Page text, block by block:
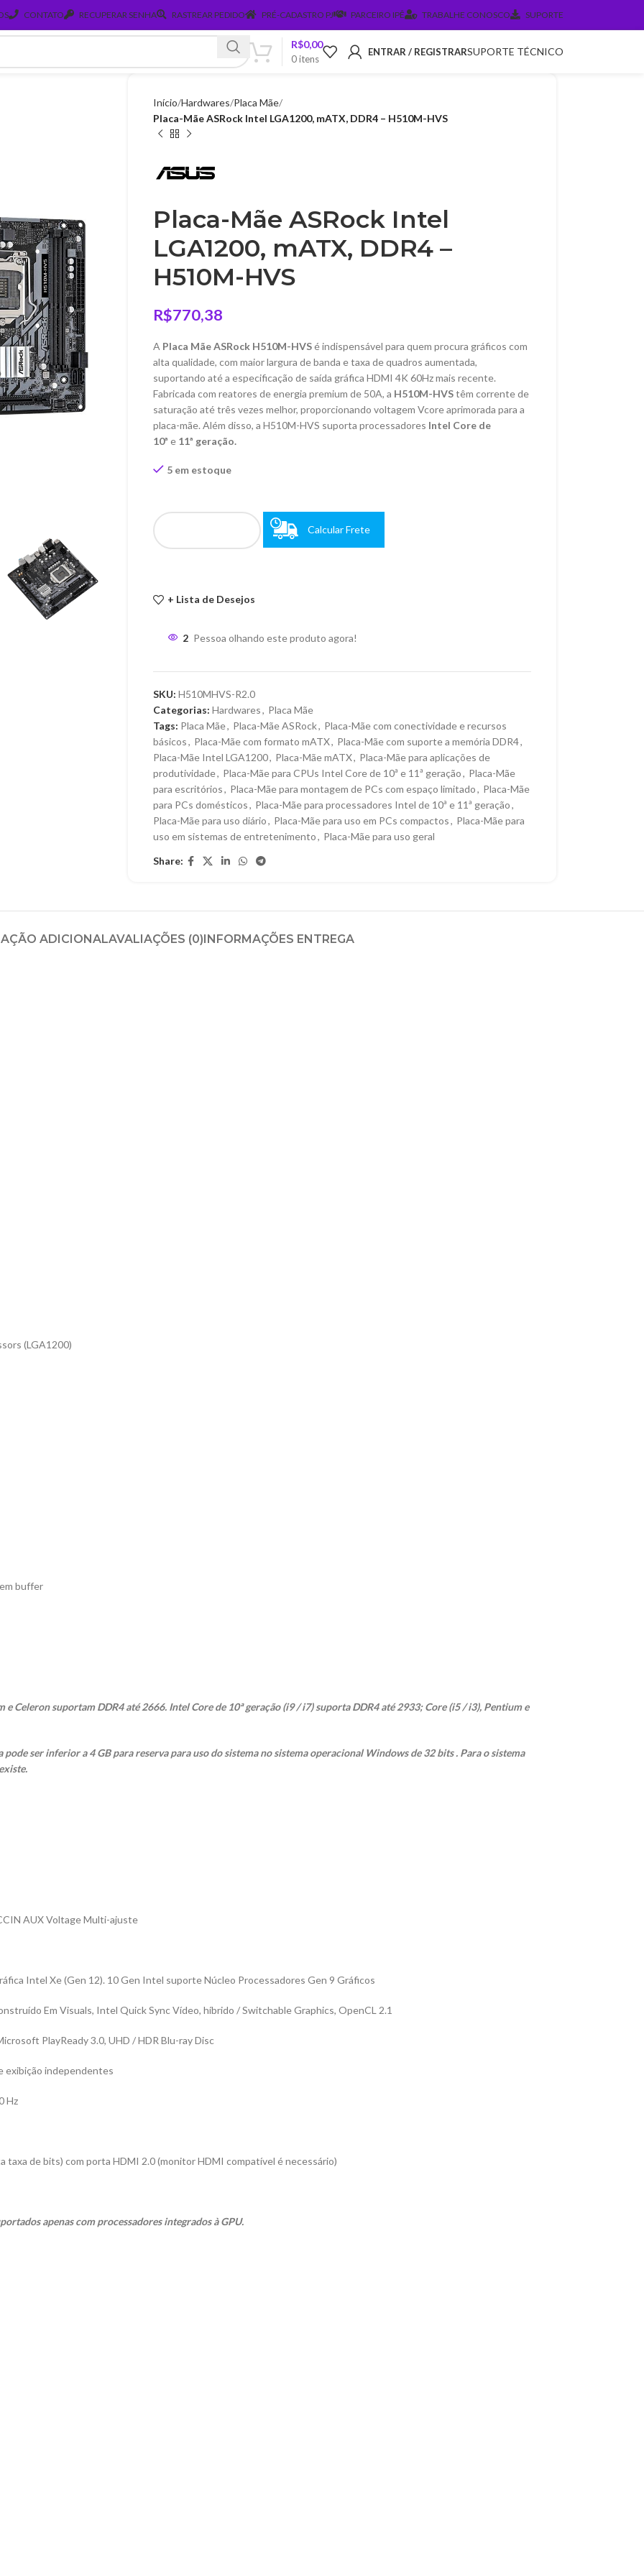
CONTATO RECUPERAR SENHA RASTREAR PEDIDO PRÉ-CADASTRO PJ PARCEIRO IPÊ TRABALHE CONOSCO SUPORTE
0itens
R$0,00
ENTRAR / REGISTRARSUPORTE TÉCNICO
Início Hardwares Placa Mãe
Placa-Mãe ASRock Intel LGA1200, mATX, DDR4 – H510M-HVS
Placa-Mãe ASRock Intel
LGA1200, mATX, DDR4 –
H510M-HVS
R$770,38
A Placa Mãe ASRock H510M-HVSé indispensável para quem procura gráficos com
alta qualidade, com maior largura de banda e taxa de quadros aumentada,
suportando até a especificação de saída gráfica HDMI 4K 60Hz mais recente.
Fabricada com reatores de energia premium de 50A, a H510M-HVStêm corrente de
saturação até três vezes melhor, proporcionando voltagem Vcore aprimorada para a
placa-mãe. Além disso, a H510M-HVS suporta processadores Intel Core de
10ª e 11ª geração.
5 em estoque
Calcular Frete
+ Lista de Desejos
2 Pessoa olhando este produto agora!
SKU: H510MHVS-R2.0
Categorias: Hardwares, Placa Mãe
Tags: Placa Mãe, Placa-Mãe ASRock, Placa-Mãe com conectividade e recursos
básicos, Placa-Mãe com formato mATX, Placa-Mãe com suporte a memória DDR4,
Placa-Mãe Intel LGA1200, Placa-Mãe mATX, Placa-Mãe para aplicações de
produtividade, Placa-Mãe para CPUs Intel Core de 10ª e 11ª geração, Placa-Mãe
para escritórios, Placa-Mãe para montagem de PCs com espaço limitado, Placa-Mãe
para PCs domésticos, Placa-Mãe para processadores Intel de 10ª e 11ª geração,
Placa-Mãe para uso diário, Placa-Mãe para uso em PCs compactos, Placa-Mãe para
uso em sistemas de entretenimento, Placa-Mãe para uso geral
Share:
ADICIONALAVALIAÇÕES (0)INFORMAÇÕES ENTREGA
(LGA1200)
buffer
Celeron suportam DDR4 até 2666. Intel Core de 10ª geração (i9 / i7) suporta DDR4 até 2933; Core (i5 / i3), Pentium e
ser inferior a 4 GB para reserva para uso do sistema no sistema operacional Windows de 32 bits . Para o sistema
AUX Voltage Multi-ajuste
Intel Xe (Gen 12). 10 Gen Intel suporte Núcleo Processadores Gen 9 Gráficos
Em Visuals, Intel Quick Sync Vídeo, híbrido / Switchable Graphics, OpenCL 2.1
PlayReady 3.0, UHD / HDR Blu-ray Disc
exibição independentes
Hz
taxa de bits) com porta HDMI 2.0 (monitor HDMI compatível é necessário)
apenas com processadores integrados à GPU.